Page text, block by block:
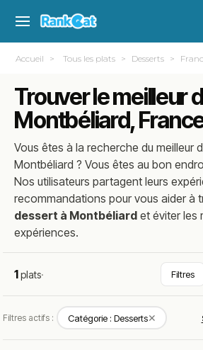
Accueil Tous les plats Desserts
Trouver le meilleur
Montbéliard,
Vous êtes à la recherche du meilleur
Montbéliard ? Vous êtes au bon
Nos utilisateurs partagent leurs
recommandations pour vous aider à
dessert à Montbéliard et éviter les
expériences.
1plats· Filtres
Filtres actifs : Catégorie : Desserts✕